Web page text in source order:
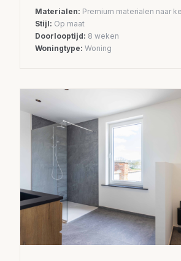
Materialen: Premium materialen naar
Stijl: Op maat
Doorlooptijd: 8 weken
Woningtype: Woning